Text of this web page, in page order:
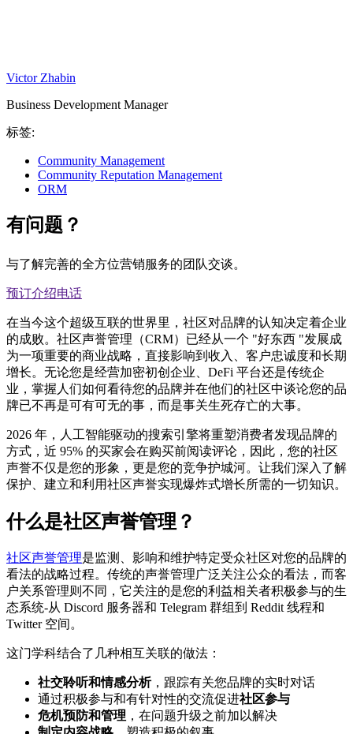
Victor Zhabin
Business Development Manager
标签:
Community Management
Community Reputation Management
ORM
有问题？
与了解完善的全方位营销服务的团队交谈。
预订介绍电话
在当今这个超级互联的世界里，社区对品牌的认知决定着企业
的成败。社区声誉管理（CRM）已经从一个 "好东西 "发展成
为一项重要的商业战略，直接影响到收入、客户忠诚度和长期
增长。无论您是经营加密初创企业、DeFi 平台还是传统企
业，掌握人们如何看待您的品牌并在他们的社区中谈论您的品
牌已不再是可有可无的事，而是事关生死存亡的大事。
2026 年，人工智能驱动的搜索引擎将重塑消费者发现品牌的
方式，近 95% 的买家会在购买前阅读评论，因此，您的社区
声誉不仅是您的形象，更是您的竞争护城河。让我们深入了解
保护、建立和利用社区声誉实现爆炸式增长所需的一切知识。
什么是社区声誉管理？
社区声誉管理是监测、影响和维护特定受众社区对您的品牌的
看法的战略过程。传统的声誉管理广泛关注公众的看法，而客
户关系管理则不同，它关注的是您的利益相关者积极参与的生
态系统-从 Discord 服务器和 Telegram 群组到 Reddit 线程和
Twitter 空间。
这门学科结合了几种相互关联的做法：
社交聆听和情感分析，跟踪有关您品牌的实时对话
通过积极参与和有针对性的交流促进社区参与
危机预防和管理 ，在问题升级之前加以解决